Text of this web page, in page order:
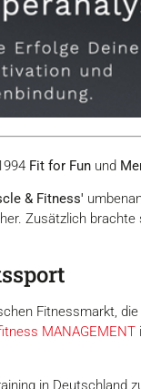
Fit for Fun und
& Fitness'
Zusätzlich brachte
Fitnessmarkt,
MANAGEMENT
in Deutschland